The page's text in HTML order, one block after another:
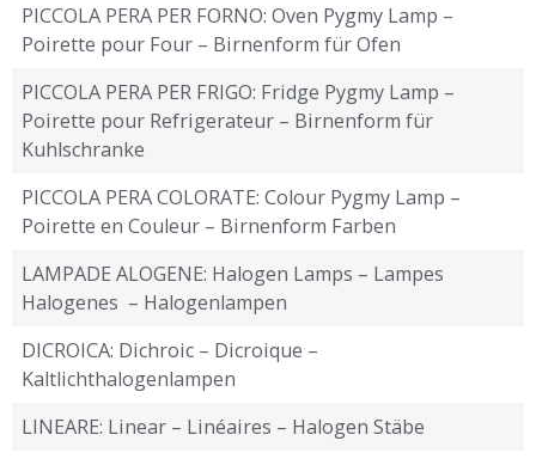
PICCOLA PERA PER FORNO: Oven Pygmy Lamp –
Poirette pour Four – Birnenform für Ofen
PICCOLA PERA PER FRIGO: Fridge Pygmy Lamp –
Poirette pour Refrigerateur – Birnenform für
Kuhlschranke
PICCOLA PERA COLORATE: Colour Pygmy Lamp –
Poirette en Couleur – Birnenform Farben
LAMPADE ALOGENE: Halogen Lamps – Lampes
Halogenes – Halogenlampen
DICROICA: Dichroic – Dicroique –
Kaltlichthalogenlampen
LINEARE: Linear – Linéaires – Halogen Stäbe